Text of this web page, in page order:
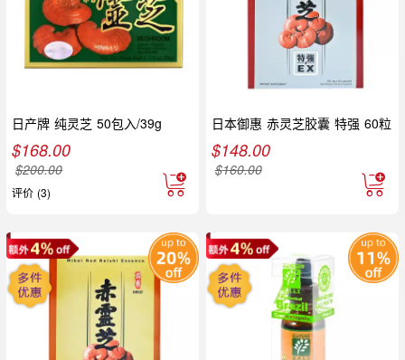
日产牌 纯灵芝 50包入/39g
$168.00
$200.00
评价 (3)
日本御惠 赤灵芝胶囊 特强 60粒
$148.00
$160.00